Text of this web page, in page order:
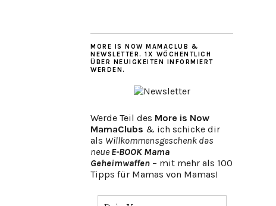
MORE IS NOW MAMACLUB &
NEWSLETTER. 1X WÖCHENTLICH
ÜBER NEUIGKEITEN INFORMIERT
WERDEN.
Werde Teil des More is Now
MamaClubs & ich schicke dir
als Willkommensgeschenk das
neue E-BOOK Mama
Geheimwaffen – mit mehr als 100
Tipps für Mamas von Mamas!